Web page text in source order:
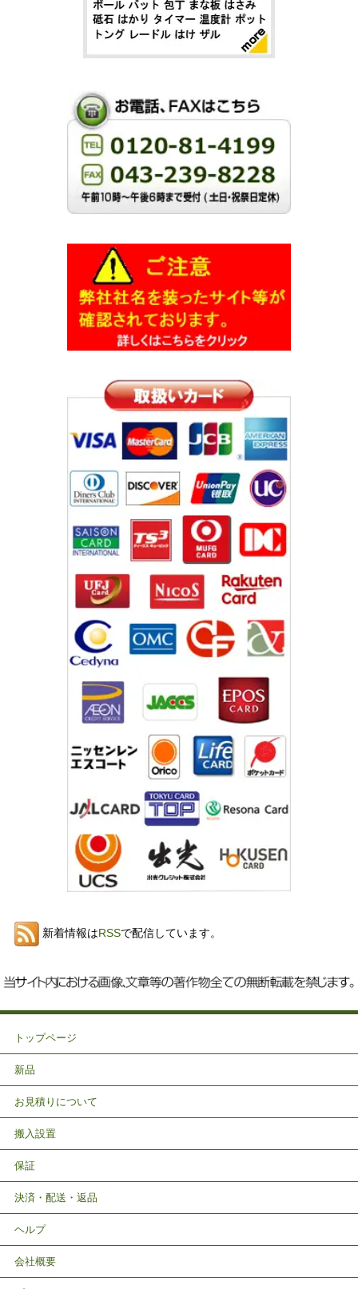
新着情報はRSSで配信しています。
トップページ
新品
お見積りについて
搬入設置
保証
決済・配送・返品
ヘルプ
会社概要